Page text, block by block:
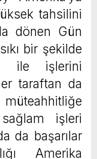
tahsilini
dönen Gün
bir şekilde
ile işlerini
taraftan da
işleri
da başarılar
Amerika